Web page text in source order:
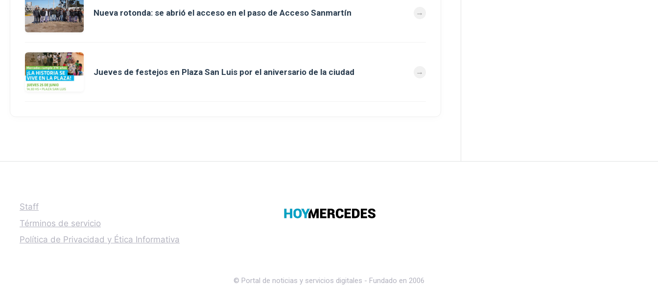
Nueva rotonda: se abrió el acceso en el paso de Acceso Sanmartín
Jueves de festejos en Plaza San Luis por el aniversario de la ciudad
Staff
Términos de servicio
Política de Privacidad y Ética Informativa
© Portal de noticias y servicios digitales - Fundado en 2006